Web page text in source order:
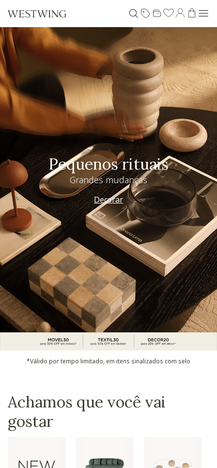
Pequenos rituais
Grandes mudanças
Decorar
*Válido por tempo limitado, em itens sinalizados com selo
Achamos que você vai
gostar